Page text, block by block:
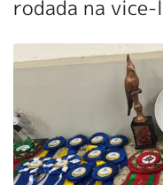
rodada na